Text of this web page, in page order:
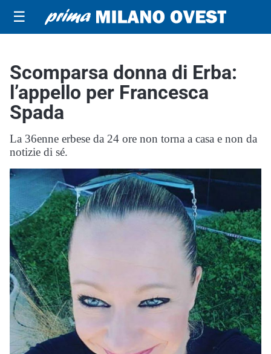
☰
Scomparsa donna di Erba:
l’appello per Francesca
Spada
La 36enne erbese da 24 ore non torna a casa e non da
notizie di sé.